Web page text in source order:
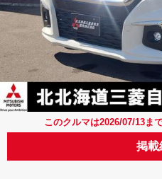
このクルマは2026/07/13ま
掲載